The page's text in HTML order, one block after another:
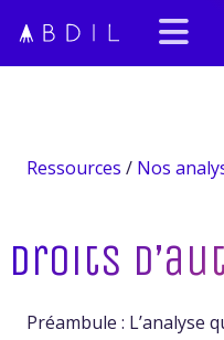
Ressources / Nos
Droits
Préambule : L’analyse